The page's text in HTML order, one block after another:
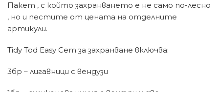
Пакет , с който захранването е не само по-лесно
, но и пестите от цената на отделните
артикули.
Tidy Tod Easy Сет за захранване включва:
3бр – лигавници с вендузи